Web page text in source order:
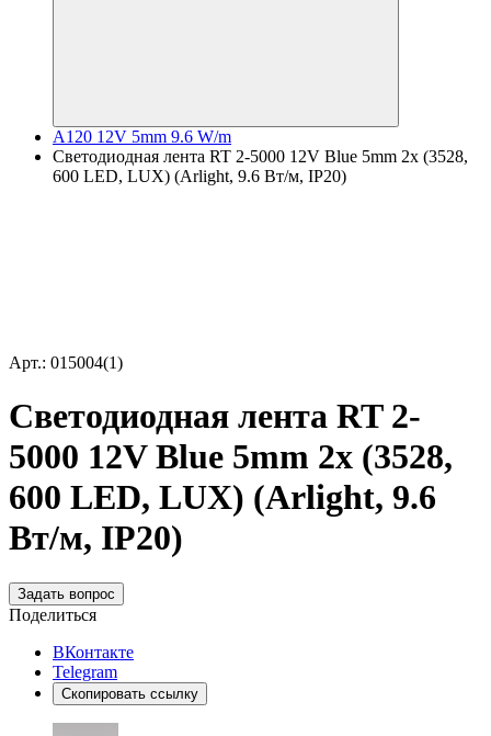
A120 12V 5mm 9.6 W/m
Светодиодная лента RT 2-5000 12V Blue 5mm 2x (3528,
600 LED, LUX) (Arlight, 9.6 Вт/м, IP20)
Арт.: 015004(1)
Светодиодная лента RT 2-
5000 12V Blue 5mm 2x (3528,
600 LED, LUX) (Arlight, 9.6
Вт/м, IP20)
Задать вопрос
Поделиться
ВКонтакте
Telegram
Скопировать ссылку